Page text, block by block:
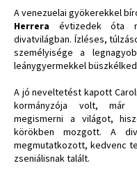
A venezuelai gyökerekkel
Herrera évtizedek óta
divatvilágban. Ízléses,
személyisége a
leánygyermekkel
A jó neveltetést kapott
kormányzója volt, már
megismerni a világot,
körökben mozgott. A
megmutatkozott, kedvenc
zseniálisnak talált.